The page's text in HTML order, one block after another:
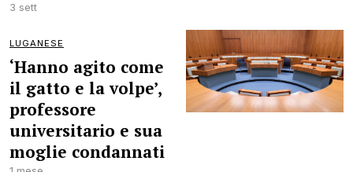
3 sett
LUGANESE
‘Hanno agito come
il gatto e la volpe’,
professore
universitario e sua
moglie condannati